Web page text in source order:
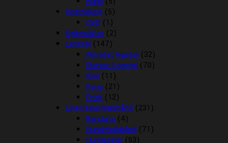
Kosttilskud (5)
CBD (1)
Kølemåtter (2)
Legetøj (147)
Aktivitet legetøj (32)
Diverse Legetøj (70)
Kiwi (11)
Kong (21)
Petit (12)
Liner/seler/halsbånd (231)
Bandana (4)
Hundehalsbånd (71)
Hundeseler (53)